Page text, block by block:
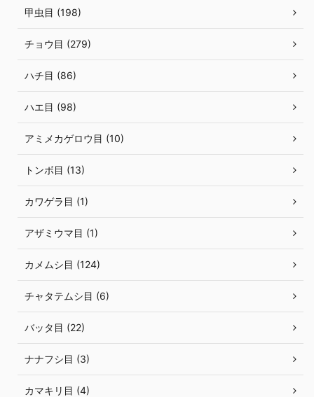
甲虫目 (198)
チョウ目 (279)
ハチ目 (86)
ハエ目 (98)
アミメカゲロウ目 (10)
トンボ目 (13)
カワゲラ目 (1)
アザミウマ目 (1)
カメムシ目 (124)
チャタテムシ目 (6)
バッタ目 (22)
ナナフシ目 (3)
カマキリ目 (4)